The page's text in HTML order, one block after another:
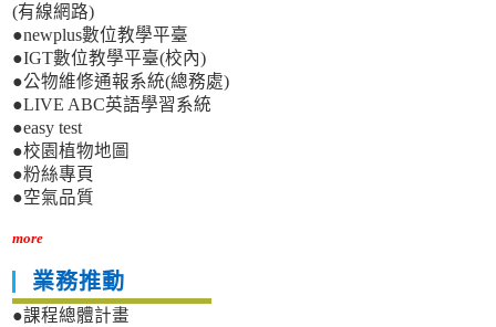
(有線網路)
●newplus數位教學平臺
●IGT數位教學平臺(校內)
●公物維修通報系統(總務處)
●LIVE ABC英語學習系統
●easy test
●校園植物地圖
●粉絲專頁
●空氣品質
more
業務推動
●課程總體計畫